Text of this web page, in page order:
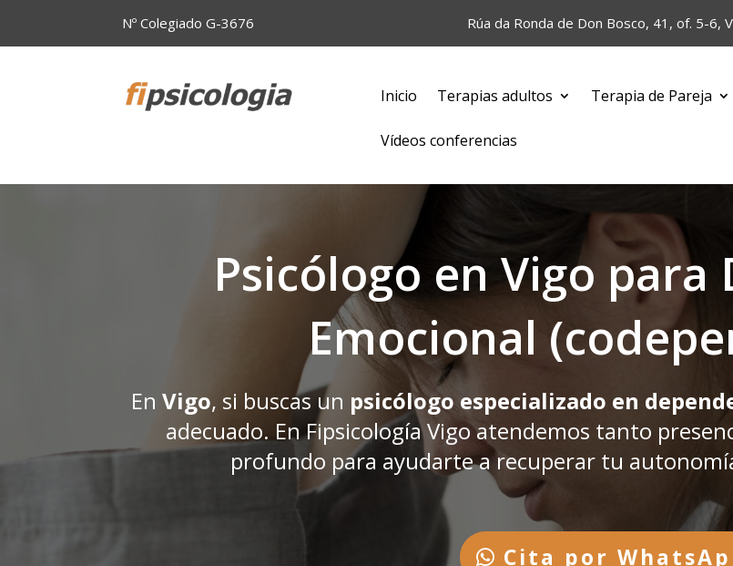
Nº Colegiado G-3676 Rúa da Ronda de Don Bosco, 41, of. 5-6,
Inicio Terapias adultos Terapia de Pareja
Vídeos conferencias
Psicólogo en Vigo para
Emocional
En Vigo, si buscas un psicólogo especializado en
adecuado. En Fipsicología Vigo atendemos tanto
profundo para ayudarte a recuperar tu
Cita por